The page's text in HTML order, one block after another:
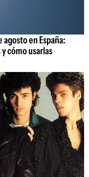
agosto en España:
cómo usarlas